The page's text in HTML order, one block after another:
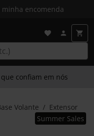
minha encomenda
confiam em nós
Volante Extensor
Summer Sales